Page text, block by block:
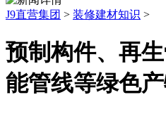
J9直营集团 > 装修建材知识 >
预制构件、再
能管线等绿色